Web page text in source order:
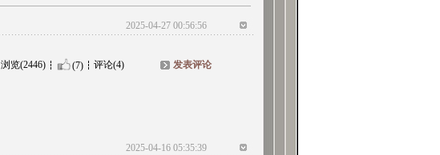
2025-04-27 00:56:56
浏览(2446) (7) 评论(4) 发表评论
2025-04-16 05:35:39